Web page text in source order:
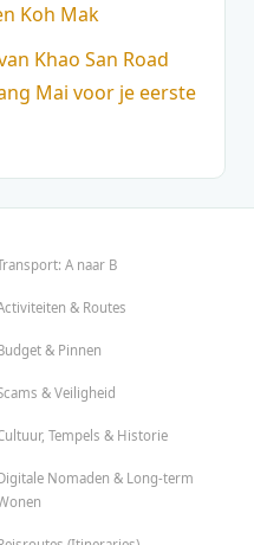
Koh Mak
Khao San Road
Mai voor je eerste
A naar B
& Routes
& Pinnen
& Veiligheid
Tempels & Historie
Nomaden & Long-term